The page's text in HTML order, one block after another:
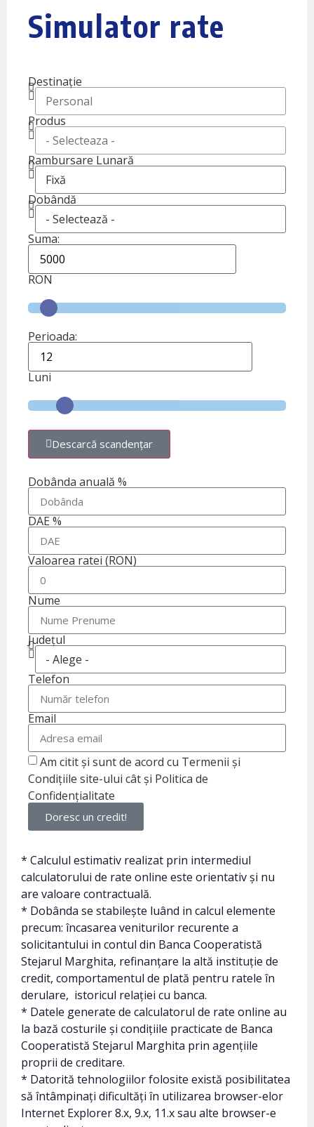
Simulator rate
Destinație
Produs
Rambursare Lunară
Dobândă
Suma:
RON
Perioada:
Luni
Descarcă scandențar
Dobânda anuală %
DAE %
Valoarea ratei (RON)
Nume
Județul
Telefon
Email
Am citit și sunt de acord cu Termenii și
Condițiile site-ului cât și Politica de
Confidențialitate
Doresc un credit!
* Calculul estimativ realizat prin intermediul
calculatorului de rate online este orientativ și nu
are valoare contractuală.
* Dobânda se stabilește luând in calcul elemente
precum: încasarea veniturilor recurente a
solicitantului in contul din Banca Cooperatistă
Stejarul Marghita, refinanțare la altă instituție de
credit, comportamentul de plată pentru ratele în
derulare, istoricul relației cu banca.
* Datele generate de calculatorul de rate online au
la bază costurile și condițiile practicate de Banca
Cooperatistă Stejarul Marghita prin agențiile
proprii de creditare.
* Datorită tehnologiilor folosite există posibilitatea
să întâmpinați dificultăți în utilizarea browser-elor
Internet Explorer 8.x, 9.x, 11.x sau alte browser-e